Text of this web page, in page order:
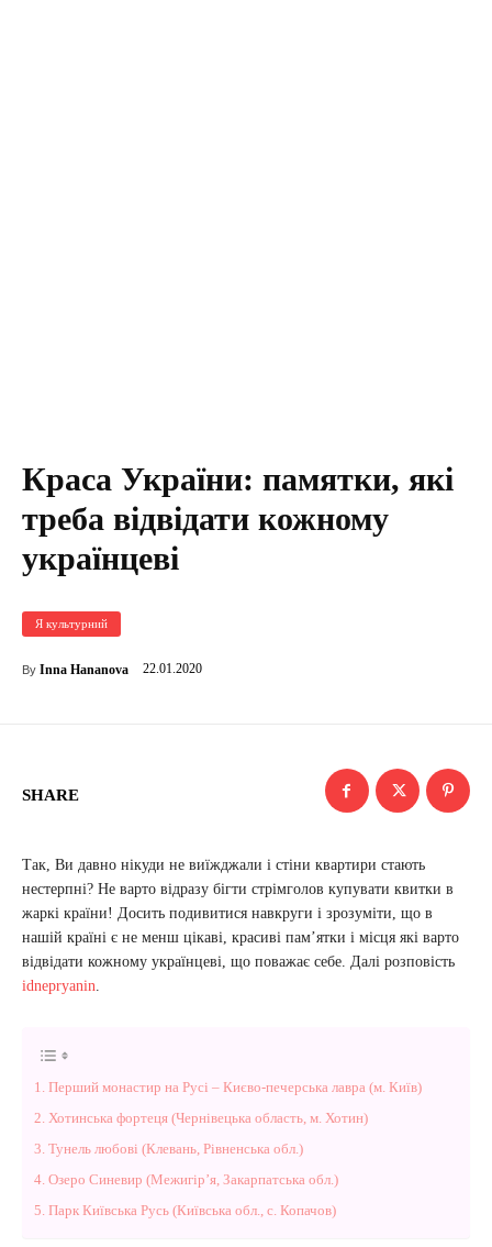
Краса України: памятки, які
треба відвідати кожному
українцеві
Я культурний
By Inna Hananova 22.01.2020
SHARE
Так, Ви давно нікуди не виїжджали і стіни квартири стають
нестерпні? Не варто відразу бігти стрімголов купувати квитки в
жаркі країни! Досить подивитися навкруги і зрозуміти, що в
нашій країні є не менш цікаві, красиві пам’ятки і місця які варто
відвідати кожному українцеві, що поважає себе. Далі розповість
idnepryanin.
1. Перший монастир на Русі – Києво-печерська лавра (м. Київ)
2. Хотинська фортеця (Чернівецька область, м. Хотин)
3. Тунель любові (Клевань, Рівненська обл.)
4. Озеро Синевир (Межигір’я, Закарпатська обл.)
5. Парк Київська Русь (Київська обл., с. Копачов)